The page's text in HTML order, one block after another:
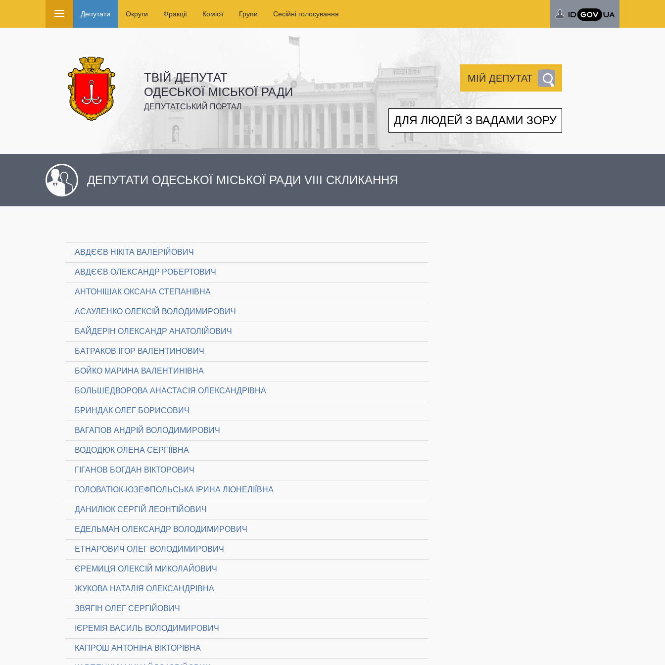
Депутати Округи Фракції Комісії Групи Сесійні голосування
ТВІЙ ДЕПУТАТ
ОДЕСЬКОЇ МІСЬКОЇ РАДИ
ДЕПУТАТСЬКИЙ ПОРТАЛ
МІЙ ДЕПУТАТ
ДЛЯ ЛЮДЕЙ З ВАДАМИ ЗОРУ
ДЕПУТАТИ ОДЕСЬКОЇ МІСЬКОЇ РАДИ VIII СКЛИКАННЯ
АВДЄЄВ НІКІТА ВАЛЕРІЙОВИЧ
АВДЄЄВ ОЛЕКСАНДР РОБЕРТОВИЧ
АНТОНІШАК ОКСАНА СТЕПАНІВНА
АСАУЛЕНКО ОЛЕКСІЙ ВОЛОДИМИРОВИЧ
БАЙДЕРІН ОЛЕКСАНДР АНАТОЛІЙОВИЧ
БАТРАКОВ ІГОР ВАЛЕНТИНОВИЧ
БОЙКО МАРИНА ВАЛЕНТИНІВНА
БОЛЬШЕДВОРОВА АНАСТАСІЯ ОЛЕКСАНДРІВНА
БРИНДАК ОЛЕГ БОРИСОВИЧ
ВАГАПОВ АНДРІЙ ВОЛОДИМИРОВИЧ
ВОДОДЮК ОЛЕНА СЕРГІЇВНА
ГІГАНОВ БОГДАН ВІКТОРОВИЧ
ГОЛОВАТЮК-ЮЗЕФПОЛЬСЬКА ІРИНА ЛІОНЕЛІЇВНА
ДАНИЛЮК СЕРГІЙ ЛЕОНТІЙОВИЧ
ЕДЕЛЬМАН ОЛЕКСАНДР ВОЛОДИМИРОВИЧ
ЕТНАРОВИЧ ОЛЕГ ВОЛОДИМИРОВИЧ
ЄРЕМИЦЯ ОЛЕКСІЙ МИКОЛАЙОВИЧ
ЖУКОВА НАТАЛІЯ ОЛЕКСАНДРІВНА
ЗВЯГІН ОЛЕГ СЕРГІЙОВИЧ
ІЄРЕМІЯ ВАСИЛЬ ВОЛОДИМИРОВИЧ
КАПРОШ АНТОНІНА ВІКТОРІВНА